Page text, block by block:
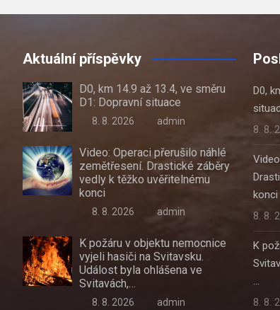
Aktuální příspěvky
D0, km 14.9 až 13.4, ve směru
D1: Dopravní situace
8. 8. 2026 admin
Video: Operaci přerušilo náhlé
zemětřesení. Drastické záběry
vedly k těžko uvěřitelnému
konci
8. 8. 2026 admin
K požáru v objektu nemocnice
vyjeli hasiči na Svitavsku.
Událost byla ohlášena ve
Svitavách,…
8. 8. 2026 admin
D0,
8. 8.
konci
8. 8.
K
…
8. 8.